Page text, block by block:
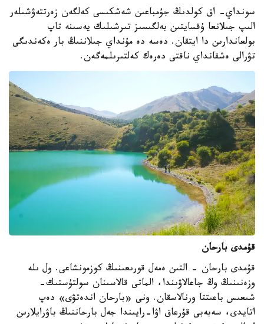
سونداي- اق كولدىڭ جۇمباعىن شەشكىسى كەلگەن زەرتتەۋشىلەر
الىپ جىلانعا ۇقسايتىن بەلگىسىز تىرشىلىك يەسىنە تاپ
بولعاندارىن دا ايتقان. دەسە دە مۇنداي جىلاننىڭ بار ەكەندىگى
تۋرالى ەشقانداي ناقتى دەرەك كەلتىرىلمەگەن.
قۇمدى بارحان
قۇمدى بارحان - التىن ەمەل قورىعىنىڭ كوزمونشاعى. ول ىلە
وزەنىنىڭ وڭ جاعالاۋىندا، الماتى قالاسىنان سولتۇستىك-
شىعىس باعىتتا ورنالاسقان. ونى «بارحان اندەتۋى» دەپ
اتايدى، سەبەبى قۇرعاق اۋا-رايىندا جەل بارحاننىڭ باۋرايلارىن